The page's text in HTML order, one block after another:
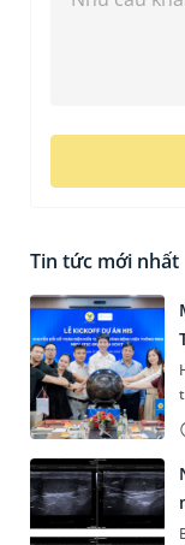
Tin tức mới nhất